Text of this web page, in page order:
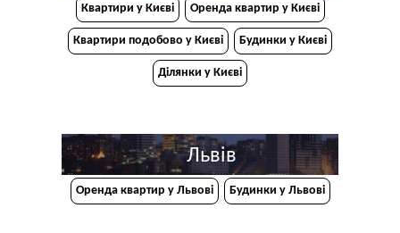
Квартири у Києві Оренда квартир у Києві
Квартири подобово у Києві Будинки у Києві
Ділянки у Києві
Львів
Оренда квартир у Львові Будинки у Львові